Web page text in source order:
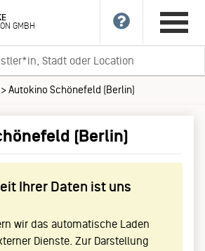
GMBH
>Autokino Schönefeld (Berlin)
(Berlin)
Ihrer Daten ist uns
wir das automatische Laden
Dienste. Zur Darstellung